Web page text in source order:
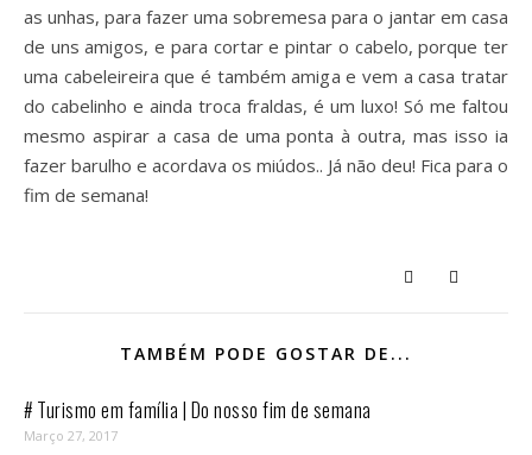
as unhas, para fazer uma sobremesa para o jantar em casa
de uns amigos, e para cortar e pintar o cabelo, porque ter
uma cabeleireira que é também amiga e vem a casa tratar
do cabelinho e ainda troca fraldas, é um luxo! Só me faltou
mesmo aspirar a casa de uma ponta à outra, mas isso ia
fazer barulho e acordava os miúdos.. Já não deu! Fica para o
fim de semana!
TAMBÉM PODE GOSTAR DE...
# Turismo em família | Do nosso fim de semana
Março 27, 2017